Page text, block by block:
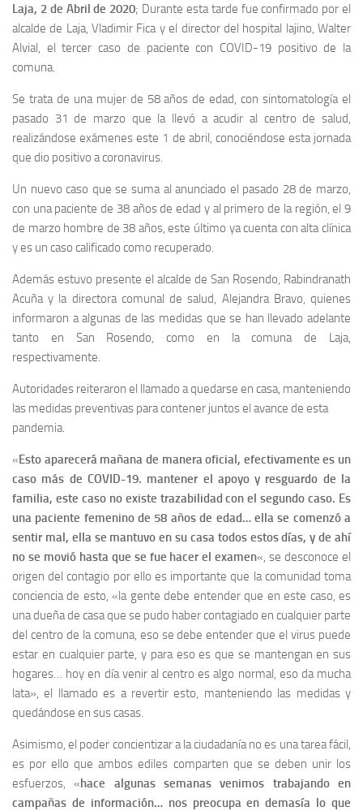
Laja, 2 de Abril de 2020; Durante esta tarde fue confirmado por el
alcalde de Laja, Vladimir Fica y el director del hospital lajino, Walter
Alvial, el tercer caso de paciente con COVID-19 positivo de la
comuna.
Se trata de una mujer de 58 años de edad, con sintomatología el
pasado 31 de marzo que la llevó a acudir al centro de salud,
realizándose exámenes este 1 de abril, conociéndose esta jornada
que dio positivo a coronavirus.
Un nuevo caso que se suma al anunciado el pasado 28 de marzo,
con una paciente de 38 años de edad y al primero de la región, el 9
de marzo hombre de 38 años, este último ya cuenta con alta clínica
y es un caso calificado como recuperado.
Además estuvo presente el alcalde de San Rosendo, Rabindranath
Acuña y la directora comunal de salud, Alejandra Bravo, quienes
informaron a algunas de las medidas que se han llevado adelante
tanto en San Rosendo, como en la comuna de Laja,
respectivamente.
Autoridades reiteraron el llamado a quedarse en casa, manteniendo
las medidas preventivas para contener juntos el avance de esta
pandemia.
«Esto aparecerá mañana de manera oficial, efectivamente es un
caso más de COVID-19. mantener el apoyo y resguardo de la
familia, este caso no existe trazabilidad con el segundo caso. Es
una paciente femenino de 58 años de edad… ella se comenzó a
sentir mal, ella se mantuvo en su casa todos estos días, y de ahí
no se movió hasta que se fue hacer el examen«, se desconoce el
origen del contagio por ello es importante que la comunidad toma
conciencia de esto, «la gente debe entender que en este caso, es
una dueña de casa que se pudo haber contagiado en cualquier parte
del centro de la comuna, eso se debe entender que el virus puede
estar en cualquier parte, y para eso es que se mantengan en sus
hogares… hoy en día venir al centro es algo normal, eso da mucha
lata», el llamado es a revertir esto, manteniendo las medidas y
quedándose en sus casas.
Asimismo, el poder concientizar a la ciudadanía no es una tarea fácil,
es por ello que ambos ediles comparten que se deben unir los
esfuerzos, «hace algunas semanas venimos trabajando en
campañas de información… nos preocupa en demasía lo que